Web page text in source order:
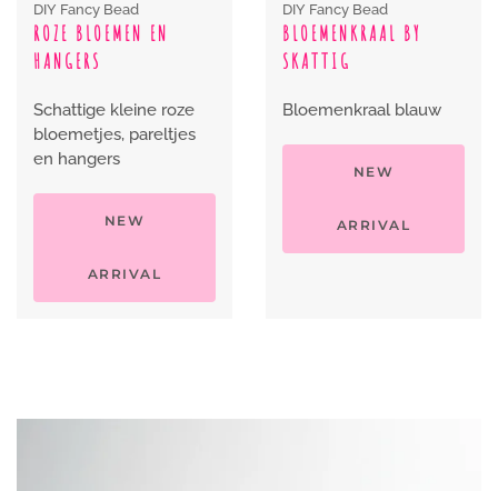
DIY Fancy Bead
ROZE BLOEMEN EN
HANGERS
Schattige kleine roze
bloemetjes, pareltjes
en hangers
NEW
ARRIVAL
DIY Fancy Bead
BLOEMENKRAAL BY
SKATTIG
Bloemenkraal blauw
NEW
ARRIVAL